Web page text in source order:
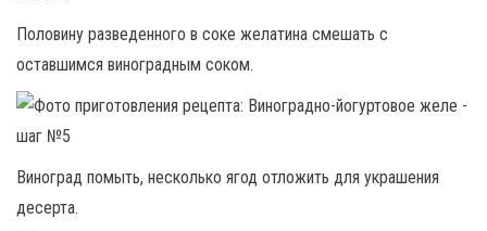
Половину разведенного в соке желатина смешать с
оставшимся виноградным соком.
Виноград помыть, несколько ягод отложить для украшения
десерта.